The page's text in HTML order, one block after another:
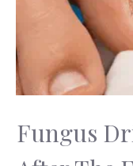
Fungus